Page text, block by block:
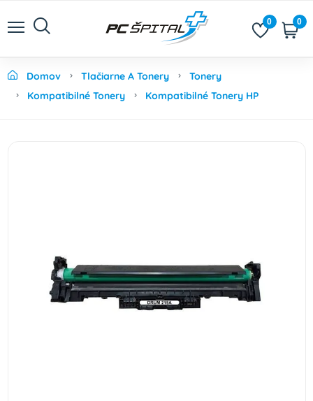
0 0
Domov Tlačiarne A Tonery
Tonery
Kompatibilné Tonery
Kompatibilné Tonery HP